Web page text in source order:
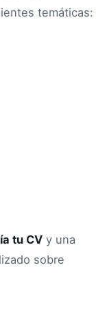
temáticas:
tu CV y una
sobre